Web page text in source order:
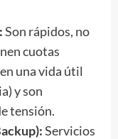
:Son rápidos, no
cuotas
una vida útil
y son
tensión.
Servicios